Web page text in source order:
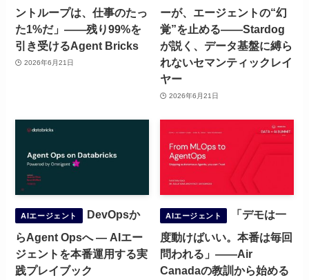
ントループは、仕事のたっ
た1%だ」——残り99%を
引き受けるAgent Bricks
2026年6月21日
ーが、エージェントの“幻
覚”を止める——Stardog
が説く、データ基盤に縛ら
れないセマンティックレイ
ヤー
2026年6月21日
AIエージェント
DevOpsか
らAgent Opsへ ― AIエー
ジェントを本番運用する実
践プレイブック
AIエージェント
「デモは一
度動けばいい。本番は毎回
問われる」——Air
Canadaの教訓から始める